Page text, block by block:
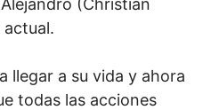
(Christian
actual.
llegar a su vida y ahora
todas las acciones